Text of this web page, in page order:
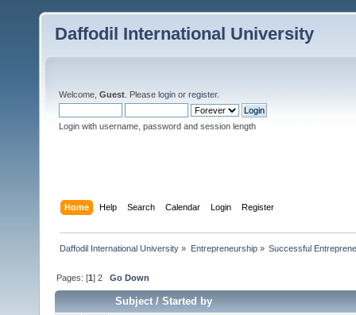
Daffodil International University
Welcome, Guest . Please login or register.
Login with username, password and session length
Home Help Search Calendar Login Register
Daffodil International University » Entrepreneurship» Successful
Pages: [1]2 Go Down
Subject/Started by